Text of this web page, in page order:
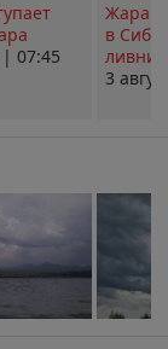
| 07:45
Жара в
в
ливни
3